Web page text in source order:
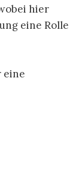
hier
eine Rolle
eine